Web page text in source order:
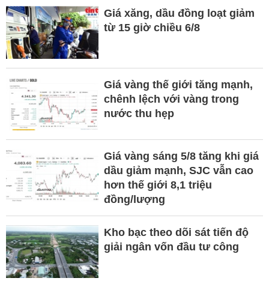
Giá xăng, dầu đồng loạt giảm
từ 15 giờ chiều 6/8
Giá vàng thế giới tăng mạnh,
chênh lệch với vàng trong
nước thu hẹp
Giá vàng sáng 5/8 tăng khi giá
dầu giảm mạnh, SJC vẫn cao
hơn thế giới 8,1 triệu
đồng/lượng
Kho bạc theo dõi sát tiến độ
giải ngân vốn đầu tư công